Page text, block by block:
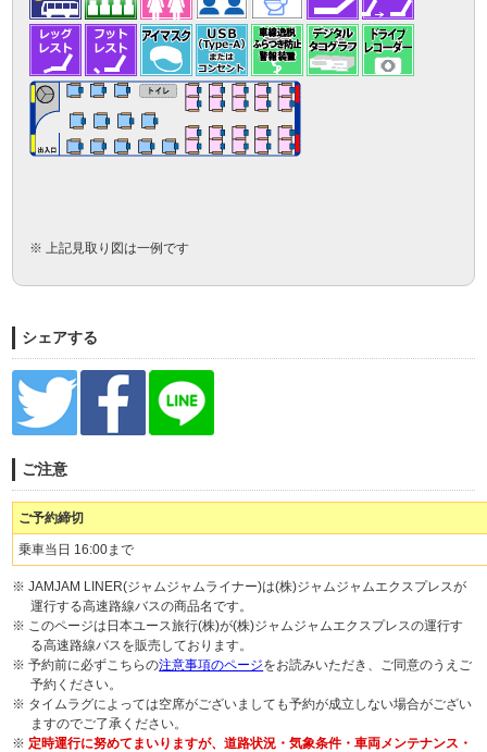
※ 上記見取り図は一例です
シェアする
ご注意
ご予約締切
乗車当日 16:00まで
※ JAMJAM LINER(ジャムジャムライナー)は(株)ジャムジャムエクスプレスが
運行する高速路線バスの商品名です。
※ このページは日本ユース旅行(株)が(株)ジャムジャムエクスプレスの運行す
る高速路線バスを販売しております。
※ 予約前に必ずこちらの注意事項のページをお読みいただき、ご同意のうえご
予約ください。
※ タイムラグによっては空席がございましても予約が成立しない場合がござい
ますのでご了承ください。
※ 定時運行に努めてまいりますが、道路状況・気象条件・車両メンテナンス・